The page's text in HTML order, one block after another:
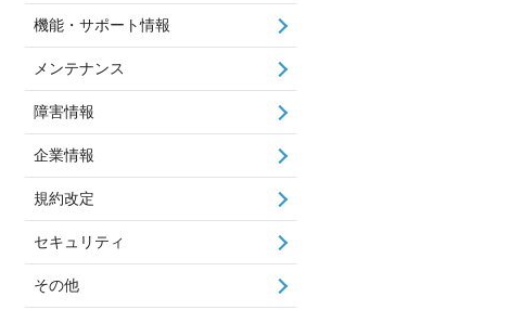
機能・サポート情報
メンテナンス
障害情報
企業情報
規約改定
セキュリティ
その他